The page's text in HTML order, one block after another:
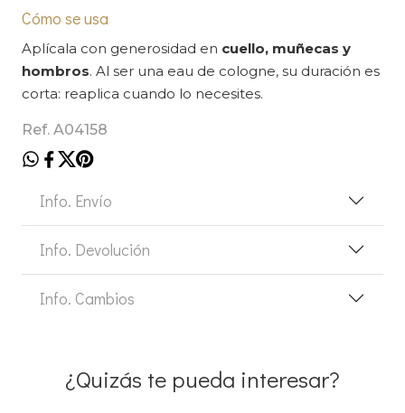
Cómo se usa
Aplícala con generosidad en cuello, muñecas y
hombros. Al ser una eau de cologne, su duración es
corta: reaplica cuando lo necesites.
Ref. A04158
Info. Envío
Info. Devolución
Info. Cambios
¿Quizás te pueda interesar?